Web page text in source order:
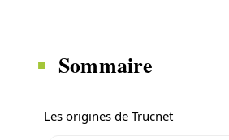
Sommaire
Les origines de Trucnet